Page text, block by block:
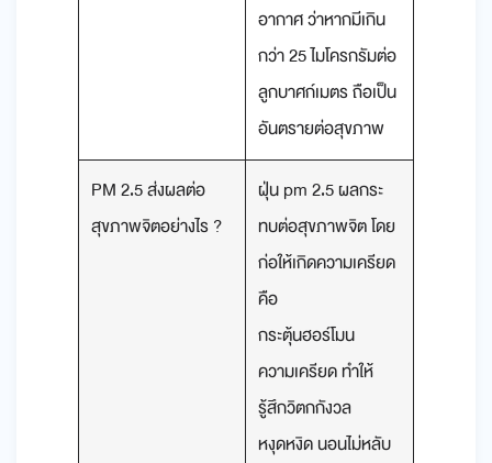
อากาศ ว่าหากมีเกิน
กว่า 25 ไมโครกรัมต่อ
ลูกบาศก์เมตร ถือเป็น
อันตรายต่อสุขภาพ
PM 2.5 ส่งผลต่อ
สุขภาพจิตอย่างไร ?
ฝุ่น pm 2.5 ผลกระ
ทบต่อสุขภาพจิต โดย
ก่อให้เกิดความเครียด
คือ
กระตุ้นฮอร์โมน
ความเครียด ทำให้
รู้สึกวิตกกังวล
หงุดหงิด นอนไม่หลับ